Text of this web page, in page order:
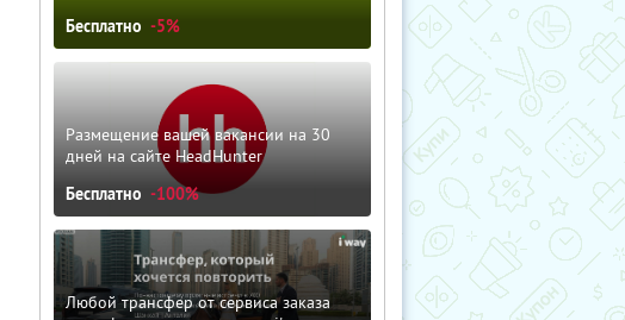
Бесплатно -5%
Размещение вашей вакансии на 30
дней на сайте HeadHunter
Бесплатно -100%
Любой трансфер от сервиса заказа